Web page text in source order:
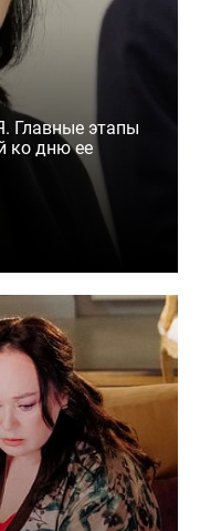
этапы
ко дню ее